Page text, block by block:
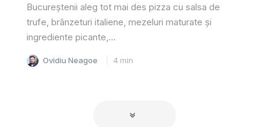
Bucureștenii aleg tot mai des pizza cu salsa de
trufe, brânzeturi italiene, mezeluri maturate și
ingrediente picante,...
Ovidiu Neagoe 4 min